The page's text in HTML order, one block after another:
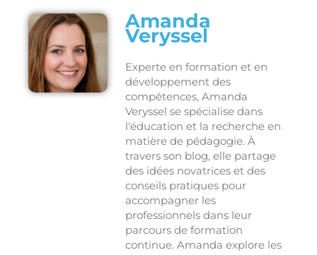
Amanda
Veryssel
Experte en formation et en
développement des
compétences, Amanda
Veryssel se spécialise dans
l'éducation et la recherche en
matière de pédagogie. À
travers son blog, elle partage
des idées novatrices et des
conseils pratiques pour
accompagner les
professionnels dans leur
parcours de formation
continue. Amanda explore les